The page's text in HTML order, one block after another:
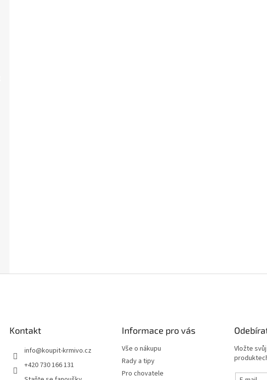
Kontakt
info@koupit-krmivo.cz
+420 730 166 131
Informace pro vás
Vše o nákupu
Rady a tipy
Pro chovatele
Vložte